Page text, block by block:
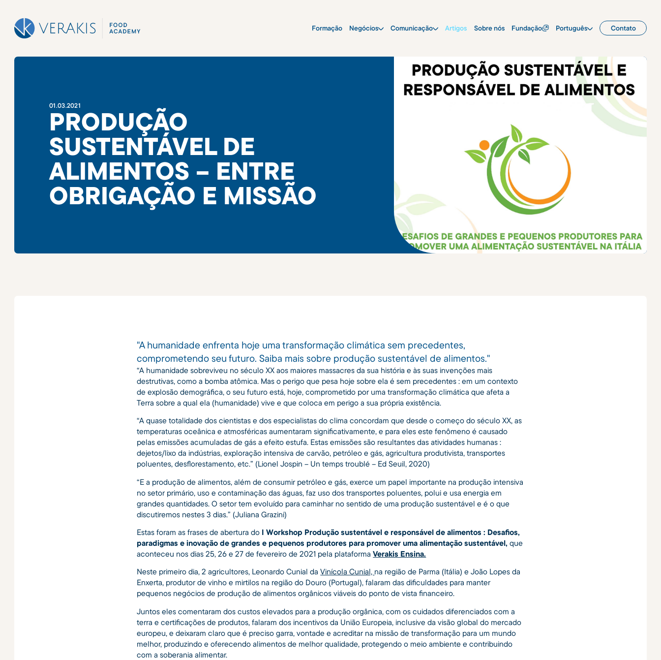
Formação Negócios Comunicação Artigos Sobre nós Fundação Português Contato
01.03.2021
PRODUÇÃO
SUSTENTÁVEL DE
ALIMENTOS – ENTRE
OBRIGAÇÃO E MISSÃO
"A humanidade enfrenta hoje uma transformação climática sem precedentes,
comprometendo seu futuro. Saiba mais sobre produção sustentável de alimentos."
“A humanidade sobreviveu no século XX aos maiores massacres da sua história e às suas invenções mais
destrutivas, como a bomba atômica. Mas o perigo que pesa hoje sobre ela é sem precedentes : em um contexto
de explosão demográfica, o seu futuro está, hoje, comprometido por uma transformação climática que afeta a
Terra sobre a qual ela (humanidade) vive e que coloca em perigo a sua própria existência.
“A quase totalidade dos cientistas e dos especialistas do clima concordam que desde o começo do século XX, as
temperaturas oceânica e atmosféricas aumentaram significativamente, e para eles este fenômeno é causado
pelas emissões acumuladas de gás a efeito estufa. Estas emissões são resultantes das atividades humanas :
dejetos/lixo da indústrias, exploração intensiva de carvão, petróleo e gás, agricultura produtivista, transportes
poluentes, desflorestamento, etc.” (Lionel Jospin – Un temps troublé – Ed Seuil, 2020)
“E a produção de alimentos, além de consumir petróleo e gás, exerce um papel importante na produção intensiva
no setor primário, uso e contaminação das águas, faz uso dos transportes poluentes, polui e usa energia em
grandes quantidades. O setor tem evoluído para caminhar no sentido de uma produção sustentável e é o que
discutiremos nestes 3 dias.” (Juliana Grazini)
Estas foram as frases de abertura do I Workshop Produção sustentável e responsável de alimentos : Desafios,
paradigmas e inovação de grandes e pequenos produtores para promover uma alimentação sustentável,que
aconteceu nos dias 25, 26 e 27 de fevereiro de 2021 pela plataformaVerakis Ensina.
Neste primeiro dia, 2 agricultores, Leonardo Cunial daVinícola Cunial, na região de Parma (Itália) e João Lopes da
Enxerta, produtor de vinho e mirtilos na região do Douro (Portugal), falaram das dificuldades para manter
pequenos negócios de produção de alimentos orgânicos viáveis do ponto de vista financeiro.
Juntos eles comentaram dos custos elevados para a produção orgânica, com os cuidados diferenciados com a
terra e certificações de produtos, falaram dos incentivos da União Europeia, inclusive da visão global do mercado
europeu, e deixaram claro que é preciso garra, vontade e acreditar na missão de transformação para um mundo
melhor, produzindo e oferecendo alimentos de melhor qualidade, protegendo o meio ambiente e contribuindo
com a soberania alimentar.